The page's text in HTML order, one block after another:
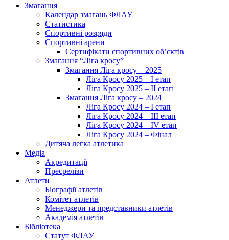
Змагання
Календар змагань ФЛАУ
Статистика
Спортивні розряди
Спортивні арени
Сертифікати спортивних об’єктів
Змагання “Ліга кросу”
Змагання Ліга кросу – 2025
Ліга Кросу 2025 – I етап
Ліга Кросу 2025 – II етап
Змагання Ліга кросу – 2024
Ліга Кросу 2024 – I етап
Ліга Кросу 2024 – III етап
Ліга Кросу 2024 – IV етап
Ліга Кросу 2024 – Фінал
Дитяча легка атлетика
Медіа
Акредитації
Пресрелізи
Атлети
Біографії атлетів
Комітет атлетів
Менеджери та представники атлетів
Академія атлетів
Бібліотека
Статут ФЛАУ